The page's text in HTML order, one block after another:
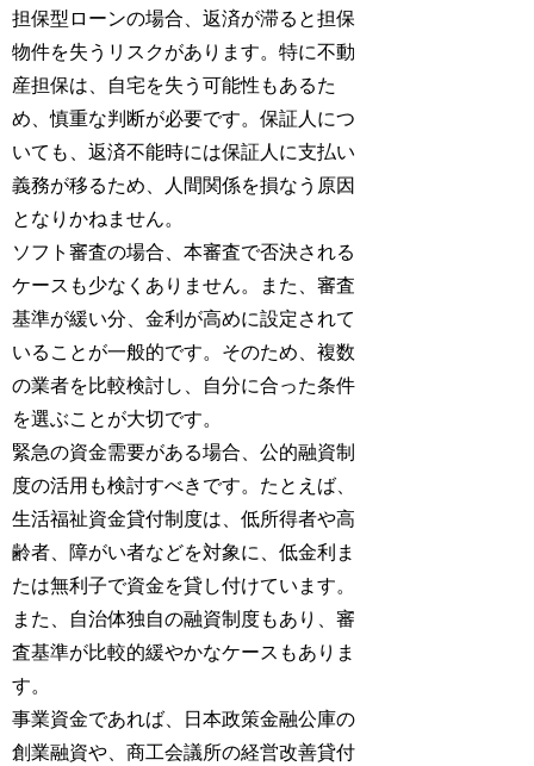
担保型ローンの場合、返済が滞ると担保
物件を失うリスクがあります。特に不動
産担保は、自宅を失う可能性もあるた
め、慎重な判断が必要です。保証人につ
いても、返済不能時には保証人に支払い
義務が移るため、人間関係を損なう原因
となりかねません。
ソフト審査の場合、本審査で否決される
ケースも少なくありません。また、審査
基準が緩い分、金利が高めに設定されて
いることが一般的です。そのため、複数
の業者を比較検討し、自分に合った条件
を選ぶことが大切です。
緊急の資金需要がある場合、公的融資制
度の活用も検討すべきです。たとえば、
生活福祉資金貸付制度は、低所得者や高
齢者、障がい者などを対象に、低金利ま
たは無利子で資金を貸し付けています。
また、自治体独自の融資制度もあり、審
査基準が比較的緩やかなケースもありま
す。
事業資金であれば、日本政策金融公庫の
創業融資や、商工会議所の経営改善貸付